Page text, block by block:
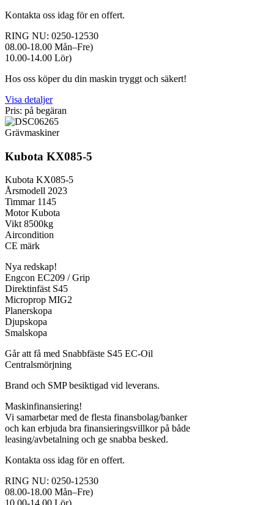
Kontakta oss idag för en offert.
RING NU: 0250-12530
08.00-18.00 Mån–Fre)
10.00-14.00 Lör)
Hos oss köper du din maskin tryggt och säkert!
Visa detaljer
Pris: på begäran
Grävmaskiner
Kubota KX085-5
Kubota KX085-5
Årsmodell 2023
Timmar 1145
Motor Kubota
Vikt 8500kg
Aircondition
CE märk
Nya redskap!
Engcon EC209 / Grip
Direktinfäst S45
Microprop MIG2
Planerskopa
Djupskopa
Smalskopa
Går att få med Snabbfäste S45 EC-Oil
Centralsmörjning
Brand och SMP besiktigad vid leverans.
Maskinfinansiering!
Vi samarbetar med de flesta finansbolag/banker
och kan erbjuda bra finansieringsvillkor på både
leasing/avbetalning och ge snabba besked.
Kontakta oss idag för en offert.
RING NU: 0250-12530
08.00-18.00 Mån–Fre)